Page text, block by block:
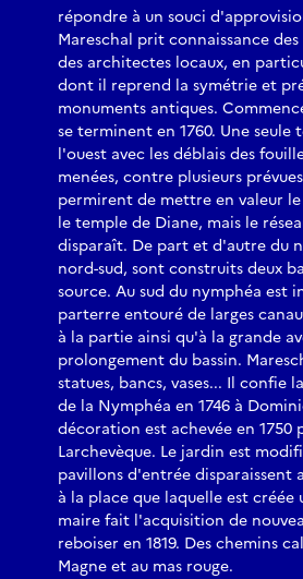
répondre à un souci
Mareschal prit connaissance
des architectes locaux, en
dont il reprend la symétrie et
monuments antiques.
se terminent en 1760. Une seule
l'ouest avec les déblais des
menées, contre plusieurs
permirent de mettre en valeur
le temple de Diane, mais le
disparaît. De part et d'autre du
nord-sud, sont construits deux
source. Au sud du nymphéa est
parterre entouré de larges
à la partie ainsi qu'à la grande
prolongement du bassin.
statues, bancs, vases... Il confie
de la Nymphéa en 1746 à
décoration est achevée en 1750
Larchevèque. Le jardin est
pavillons d'entrée disparaissent
à la place que laquelle est créée
maire fait l'acquisition de
reboiser en 1819. Des chemins
Magne et au mas rouge.